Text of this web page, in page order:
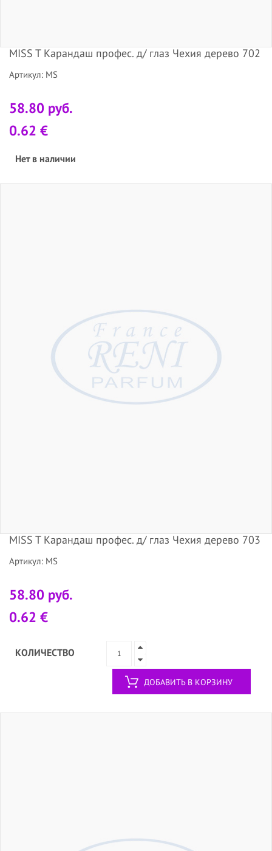
MISS T Карандаш профес. д/ глаз Чехия дерево 702
Артикул: MS
58.80 руб.
0.62 €
Нет в наличии
MISS T Карандаш профес. д/ глаз Чехия дерево 703
Артикул: MS
58.80 руб.
0.62 €
КОЛИЧЕСТВО
ДОБАВИТЬ В КОРЗИНУ